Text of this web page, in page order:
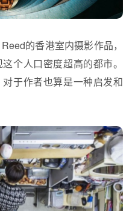
的香港室内摄影作品，
个人口密度超高的都市。
于作者也算是一种启发和